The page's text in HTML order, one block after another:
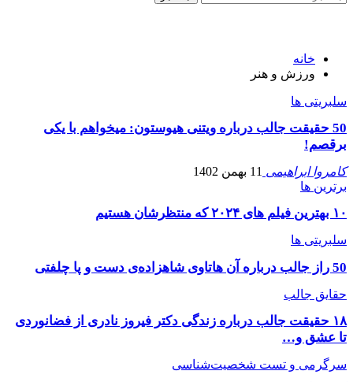
خانه
ورزش و هنر
سلبریتی ها
50 حقیقت جالب درباره‌ ویتنی هیوستون: میخواهم با یکی
برقصم!
کامروا ابراهیمی 11 بهمن 1402
برترین ها
۱۰ بهترین فیلم های ۲۰۲۴ که منتظرشان هستیم
سلبریتی ها
50 راز جالب درباره آن هاتاوی شاهزاده‌ی دست و پا چلفتی
حقایق جالب
۱۸ حقیقت جالب درباره زندگی دکتر فیروز نادری از فضانوردی
تا عشق و…
سرگرمی و تست شخصیت‌شناسی